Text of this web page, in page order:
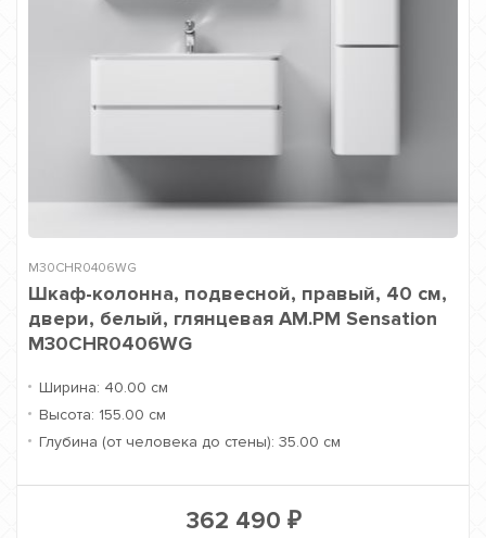
M30CHR0406WG
Шкаф-колонна, подвесной, правый, 40 см,
двери, белый, глянцевая AM.PM Sensation
M30CHR0406WG
Ширина: 40.00 см
Высота: 155.00 см
Глубина (от человека до стены): 35.00 см
362 490 ₽